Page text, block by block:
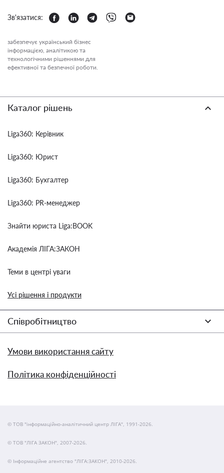
Зв'язатися:
забезпечує український бізнес
інформацією, аналітикою та
технологічними рішеннями для
ефективної та безпечної роботи.
Каталог рішень
Liga360: Керівник
Liga360: Юрист
Liga360: Бухгалтер
Liga360: PR-менеджер
Знайти юриста Liga:BOOK
Академія ЛІГА:ЗАКОН
Теми в центрі уваги
Усі рішення і продукти
Співробітництво
Умови використання сайту
Політика конфіденційності
© ТОВ "інформаційно-аналітичний центр ЛІГА", 1991-2026.
© ТОВ "ЛІГА ЗАКОН", 2007-2026.
© Інформаційне агентство "ЛІГА:ЗАКОН", 2010-2026.